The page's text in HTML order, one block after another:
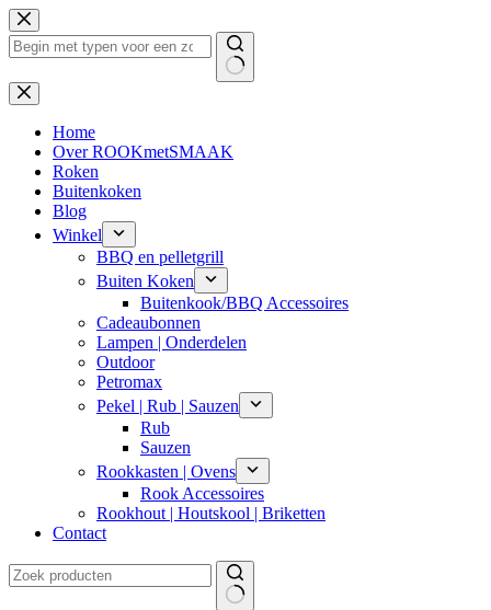
Ga
naar
de
Geen
resultaten
Home
Over ROOKmetSMAAK
Roken
Buitenkoken
Blog
Winkel
BBQ en pelletgrill
Buiten Koken
Buitenkook/BBQ Accessoires
Cadeaubonnen
Lampen | Onderdelen
Outdoor
Petromax
Pekel | Rub | Sauzen
Rub
Sauzen
Rookkasten | Ovens
Rook Accessoires
Rookhout | Houtskool | Briketten
Contact